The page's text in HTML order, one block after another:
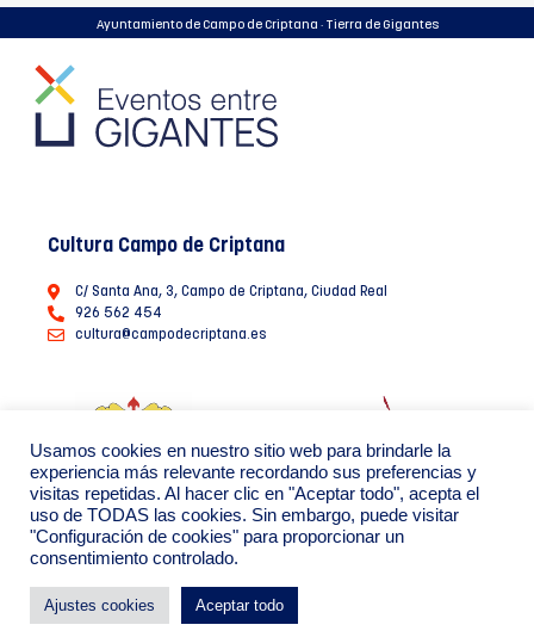
Ayuntamiento de Campo de Criptana · Tierra de Gigantes
Cultura Campo de Criptana
C/ Santa Ana, 3, Campo de Criptana, Ciudad Real
926 562 454
cultura@campodecriptana.es
Ayuntamiento de Campo de Criptana 2022
Política de Privacidad de datos Política de Cookies
Usamos cookies en nuestro sitio web para brindarle la
experiencia más relevante recordando sus preferencias y
visitas repetidas. Al hacer clic en "Aceptar todo", acepta el
uso de TODAS las cookies. Sin embargo, puede visitar
"Configuración de cookies" para proporcionar un
consentimiento controlado.
Ajustes cookies Aceptar todo